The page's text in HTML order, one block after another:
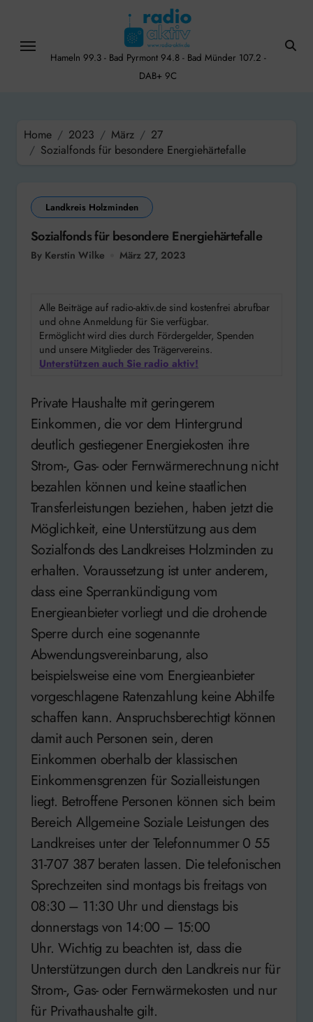
content
Hameln 99.3 - Bad Pyrmont 94.8 - Bad Münder 107.2 -
DAB+ 9C
Home 2023 März
27
Sozialfonds für besondere Energiehärtefalle
Landkreis Holzminden
Sozialfonds für besondere Energiehärtefalle
By Kerstin Wilke März 27, 2023
Alle Beiträge auf radio-aktiv.de sind kostenfrei abrufbar
und ohne Anmeldung für Sie verfügbar.
Ermöglicht wird dies durch Fördergelder, Spenden
und unsere Mitglieder des Trägervereins.
Unterstützen auch Sie radio aktiv!
Private Haushalte mit geringerem
Einkommen, die vor dem Hintergrund
deutlich gestiegener Energiekosten ihre
Strom-, Gas- oder Fernwärmerechnung nicht
bezahlen können und keine staatlichen
Transferleistungen beziehen, haben jetzt die
Möglichkeit, eine Unterstützung aus dem
Sozialfonds des Landkreises Holzminden zu
erhalten. Voraussetzung ist unter anderem,
dass eine Sperrankündigung vom
Energieanbieter vorliegt und die drohende
Sperre durch eine sogenannte
Abwendungsvereinbarung, also
beispielsweise eine vom Energieanbieter
vorgeschlagene Ratenzahlung keine Abhilfe
schaffen kann. Anspruchsberechtigt können
damit auch Personen sein, deren
Einkommen oberhalb der klassischen
Einkommensgrenzen für Sozialleistungen
liegt. Betroffene Personen können sich beim
Bereich Allgemeine Soziale Leistungen des
Landkreises unter der Telefonnummer 0 55
31-707 387 beraten lassen. Die telefonischen
Sprechzeiten sind montags bis freitags von
08:30 – 11:30 Uhr und dienstags bis
donnerstags von 14:00 – 15:00
Uhr. Wichtig zu beachten ist, dass die
Unterstützungen durch den Landkreis nur für
Strom-, Gas- oder Fernwärmekosten und nur
für Privathaushalte gilt.